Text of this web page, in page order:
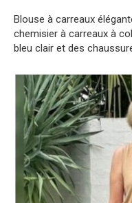
Blouse à carreaux
chemisier à carreaux à
bleu clair et des